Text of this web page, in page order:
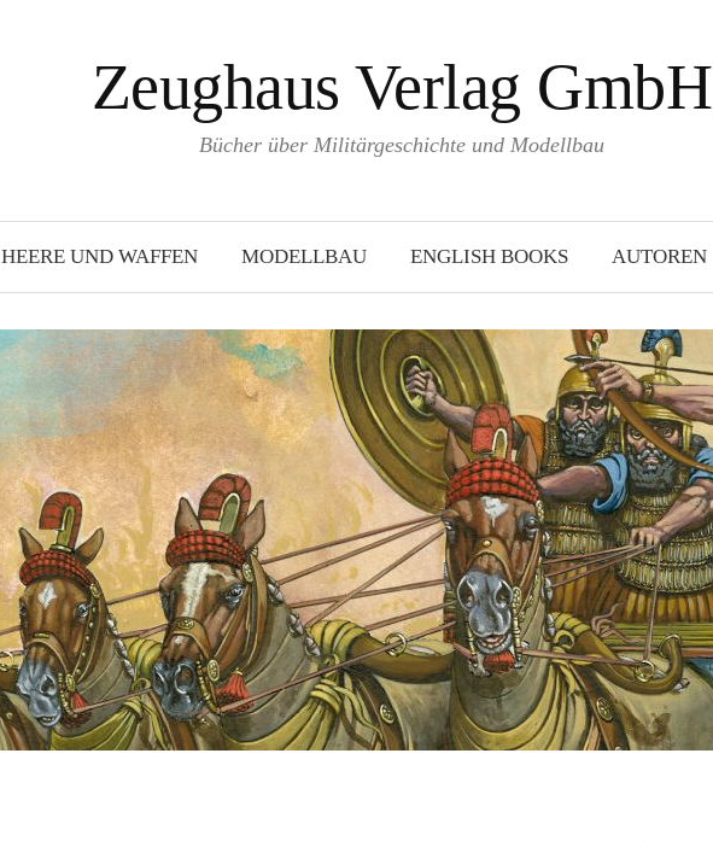
Zeughaus Verlag GmbH
Bücher über Militärgeschichte und Modellbau
HEERE UND WAFFEN MODELLBAU ENGLISH BOOKS AUTOREN